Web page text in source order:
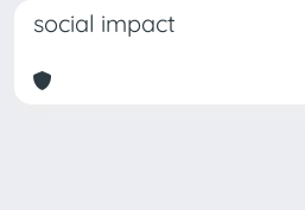
social impact